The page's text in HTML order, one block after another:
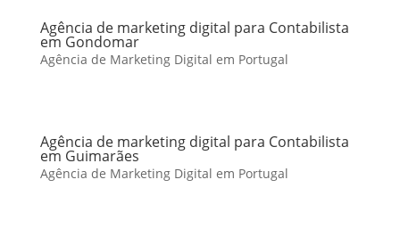
Agência de marketing digital para Contabilista
em Gondomar
Agência de Marketing Digital em Portugal
Agência de marketing digital para Contabilista
em Guimarães
Agência de Marketing Digital em Portugal